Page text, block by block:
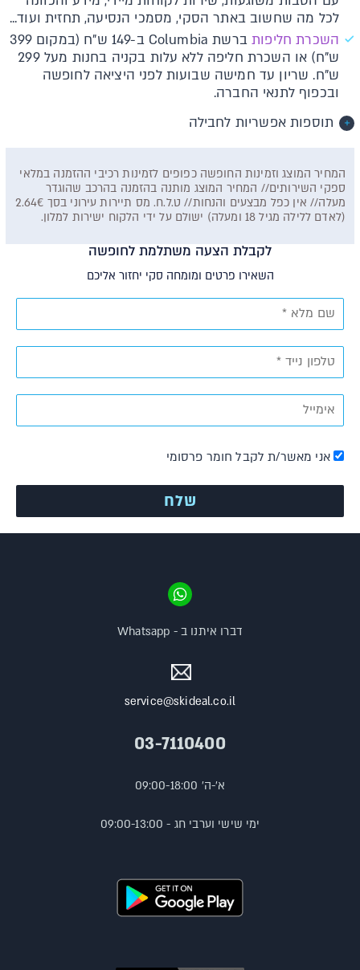
לכל מה שחשוב באתר הסקי, מסמכי הנסיעה, תחזית ועוד...
השכרת חליפות
ברשת Columbia ב-149 ש"ח (במקום 399
ש"ח) או השכרת חליפה ללא עלות בקניה בחנות מעל 299
ש"ח. שריון עד חמישה שבועות לפני היציאה לחופשה
ובכפוף לתנאי החברה.
תוספות אפשריות לחבילה
המחיר המוצג וזמינות החופשה כפופים לזמינות רכיבי ההזמנה במלאי
ספקי השירותים// המחיר המוצג מותנה בהזמנה בהרכב שהוגדר
מעלה// אין כפל מבצעים והנחות// ט.ל.ח. מס תיירות עירוני בסך 2.64€
(לאדם ללילה מגיל 18 ומעלה) ישולם על ידי הלקוח ישירות למלון.
לקבלת הצעה משתלמת לחופשה
השאירו פרטים ומומחה סקי יחזור אליכם
אני מאשר/ת לקבל חומר פרסומי
service@skideal.co.il
03-7110400
א'-ה' 09:00-18:00
ימי שישי וערבי חג - 09:00-13:00
דברו איתנו ב - Whatsapp